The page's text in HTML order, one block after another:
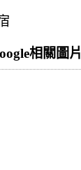
相關圖片